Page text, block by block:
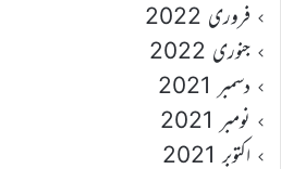
فروری 2022
جنوری 2022
دسمبر 2021
نومبر 2021
اکتوبر 2021